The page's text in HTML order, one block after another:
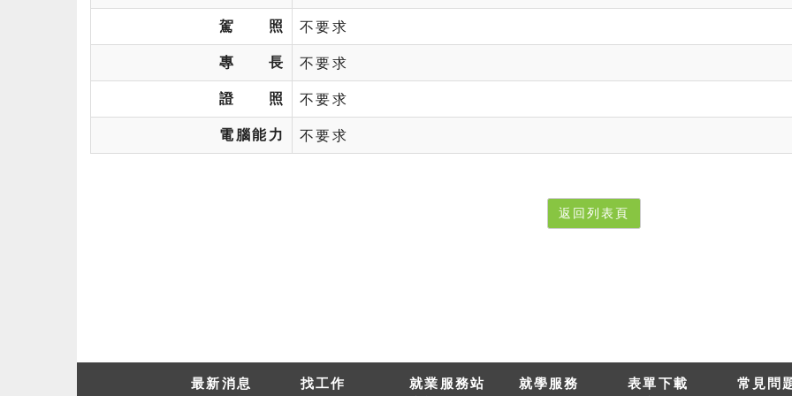
駕 照
不要求
專 長
不要求
證 照
不要求
電腦能力
不要求
返回列表頁
最新消息
找工作
就業服務站
就學服務
表單下載
常見問